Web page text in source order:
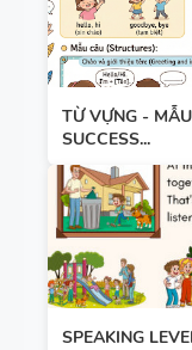
TỪ VỰNG -
SUCCESS...
SPEAKING